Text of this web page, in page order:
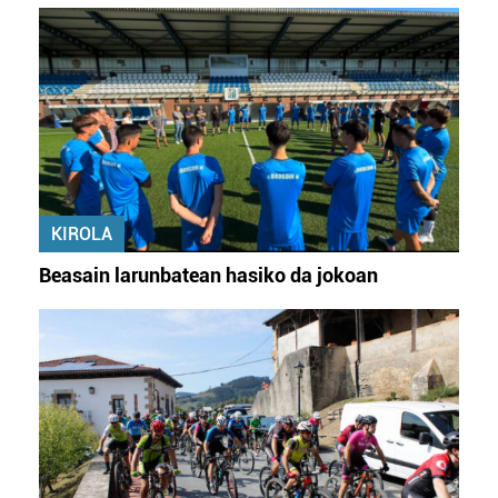
KIROLA
Beasain larunbatean hasiko da jokoan